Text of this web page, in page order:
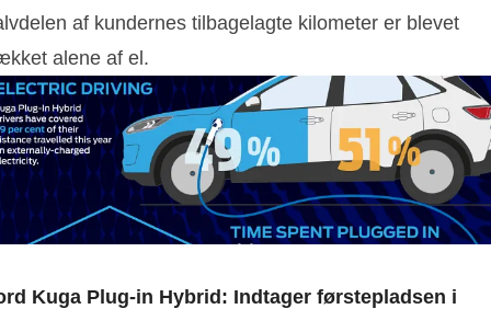
af kundernes tilbagelagte kilometer er blevet
alene af el.
Kuga Plug-in Hybrid: Indtager førstepladsen i